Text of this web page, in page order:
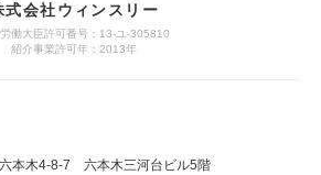
式会社ウィンスリー
労働大臣許可番号：13-ユ-305810
紹介事業許可年：2013年
本木4-8-7 六本木三河台ビル5階